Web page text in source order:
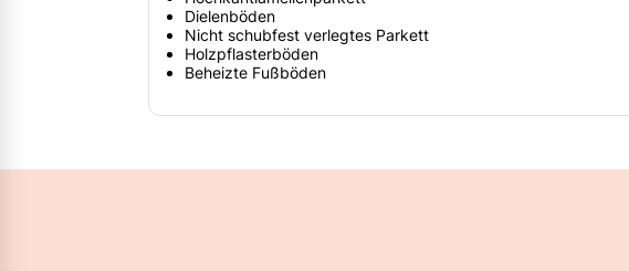
Dielenböden
Nicht schubfest verlegtes Parkett
Holzpflasterböden
Beheizte Fußböden